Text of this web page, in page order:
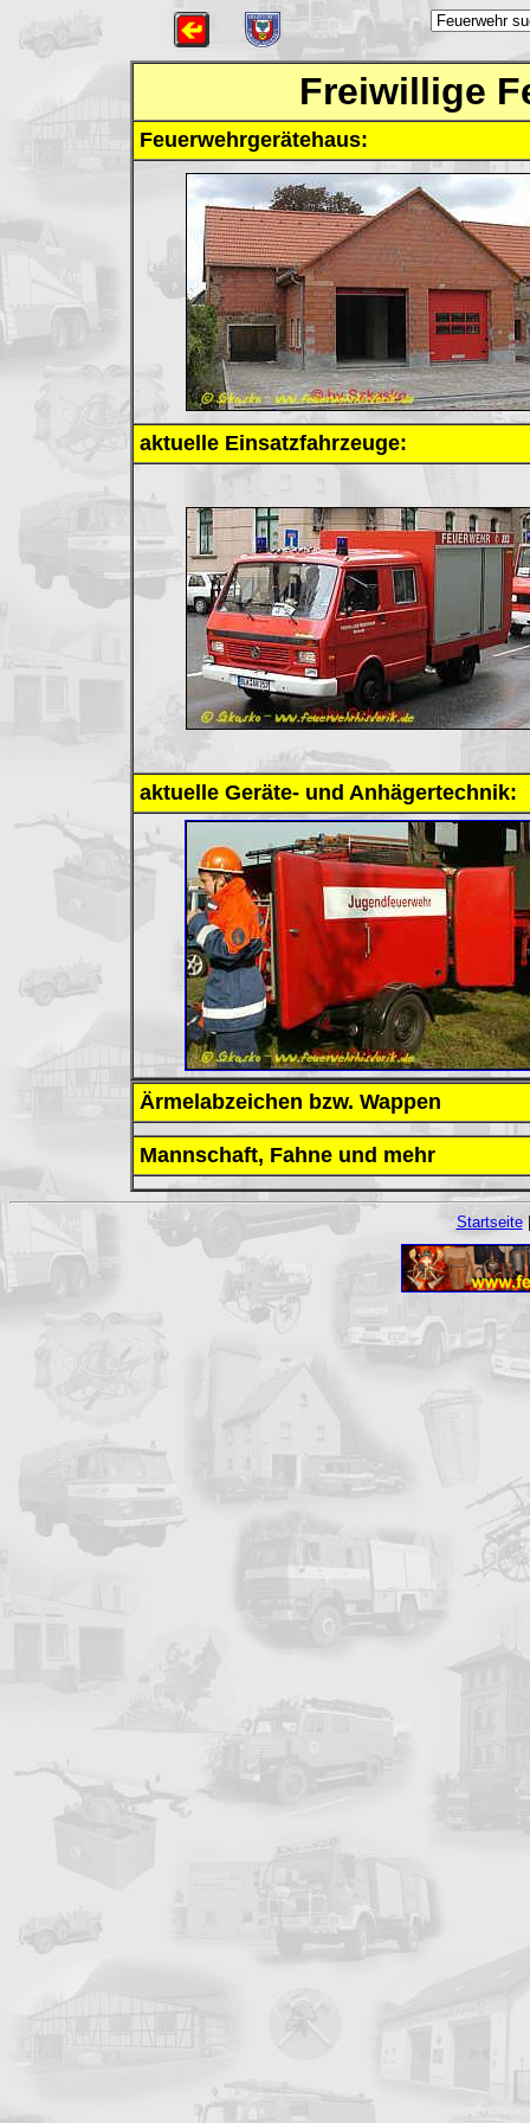
Freiwillige
Feuerwehrgerätehaus:
aktuelle Einsatzfahrzeuge:
aktuelle Geräte- und Anhägertechnik:
Ärmelabzeichen bzw. Wappen
Mannschaft, Fahne und mehr
Startseite